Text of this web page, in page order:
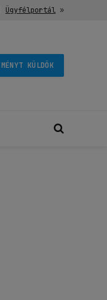
Ügyfélportál»
KÜLDÖK